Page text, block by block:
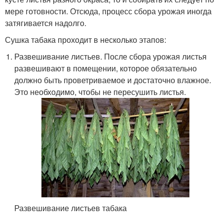
мере готовности. Отсюда, процесс сбора урожая иногда
затягивается надолго.
Сушка табака проходит в несколько этапов:
Развешивание листьев. После сбора урожая листья
развешивают в помещении, которое обязательно
должно быть проветриваемое и достаточно влажное.
Это необходимо, чтобы не пересушить листья.
Развешивание листьев табака